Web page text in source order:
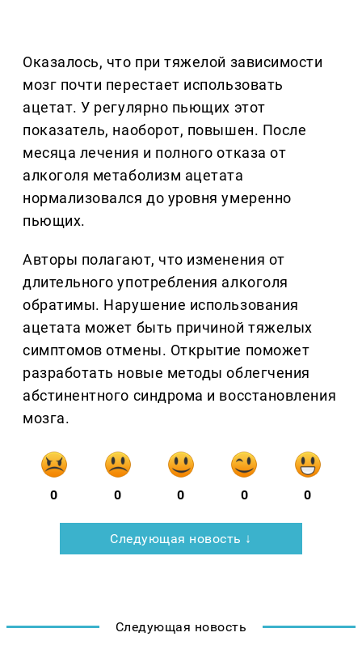
Оказалось, что при тяжелой зависимости
мозг почти перестает использовать
ацетат. У регулярно пьющих этот
показатель, наоборот, повышен. После
месяца лечения и полного отказа от
алкоголя метаболизм ацетата
нормализовался до уровня умеренно
пьющих.
Авторы полагают, что изменения от
длительного употребления алкоголя
обратимы. Нарушение использования
ацетата может быть причиной тяжелых
симптомов отмены. Открытие поможет
разработать новые методы облегчения
абстинентного синдрома и восстановления
мозга.
0 0 0 0 0
Следующая новость ↓
Следующая новость